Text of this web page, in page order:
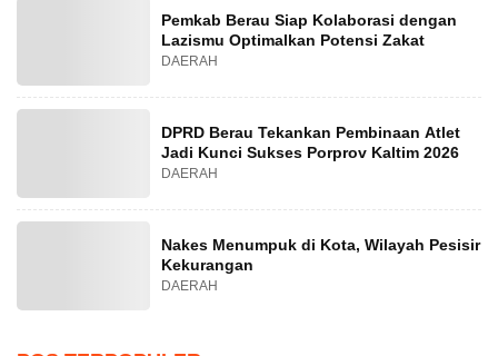
Pemkab Berau Siap Kolaborasi dengan
Lazismu Optimalkan Potensi Zakat
DAERAH
DPRD Berau Tekankan Pembinaan Atlet
Jadi Kunci Sukses Porprov Kaltim 2026
DAERAH
Nakes Menumpuk di Kota, Wilayah Pesisir
Kekurangan
DAERAH